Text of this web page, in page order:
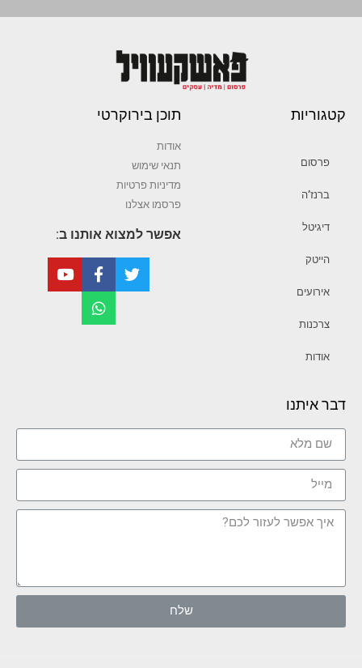
קטגוריות
פרסום
ברנז’ה
דיגיטל
הייטק
אירועים
צרכנות
אודות
תוכן בירוקרטי
אודות
תנאי שימוש
מדיניות פרטיות
פרסמו אצלנו
אפשר למצוא אותנו ב:
דבר איתנו
שלח